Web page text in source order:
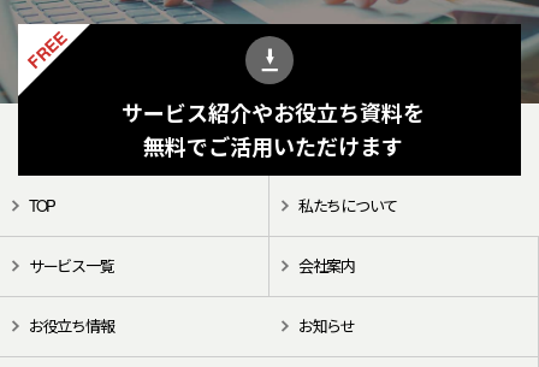
FREE
サービス紹介やお役立ち資料を
無料でご活用いただけます
TOP 私たちについて
サービス一覧 会社案内
お役立ち情報 お知らせ